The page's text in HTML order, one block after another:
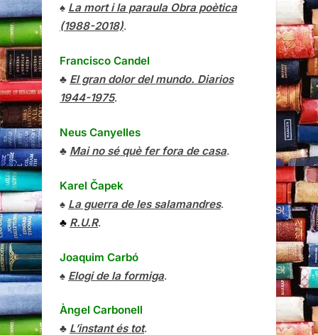
♠ La mort i la paraula Obra poètica
(1988-2018).
Francisco Candel
♣ El gran dolor del mundo. Diarios
1944-1975.
Neus Canyelles
♣ Mai no sé què fer fora de casa.
Karel Čapek
♠ La guerra de les salamandres.
♣ R.U.R.
Joaquim Carbó
♠ Elogi de la formiga.
Àngel Carbonell
♣ L’instant és tot.